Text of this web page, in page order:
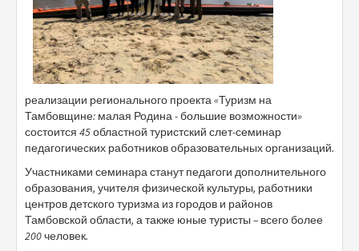
реализации регионального проекта «Туризм на
Тамбовщине: малая Родина - большие возможности»
состоится 45 областной туристский слет-семинар
педагогических работников образовательных организаций.
Участниками семинара станут педагоги дополнительного
образования, учителя физической культуры, работники
центров детского туризма из городов и районов
Тамбовской области, а также юные туристы – всего более
200 человек.